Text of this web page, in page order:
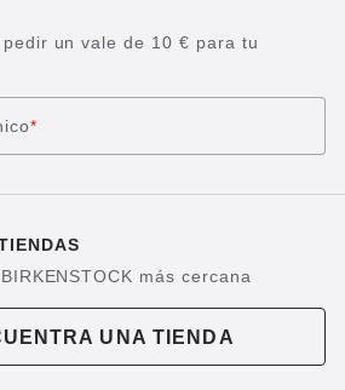
un vale de 10 € para tu
*
más cercana
UNA TIENDA